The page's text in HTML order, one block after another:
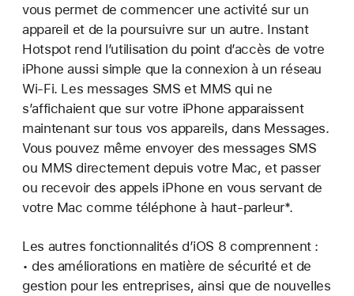
vous permet de commencer une activité sur un
appareil et de la poursuivre sur un autre. Instant
Hotspot rend l’utilisation du point d’accès de votre
iPhone aussi simple que la connexion à un réseau
Wi-Fi. Les messages SMS et MMS qui ne
s’affichaient que sur votre iPhone apparaissent
maintenant sur tous vos appareils, dans Messages.
Vous pouvez même envoyer des messages SMS
ou MMS directement depuis votre Mac, et passer
ou recevoir des appels iPhone en vous servant de
votre Mac comme téléphone à haut-parleur*.
Les autres fonctionnalités d’iOS 8 comprennent :
• des améliorations en matière de sécurité et de
gestion pour les entreprises, ainsi que de nouvelles